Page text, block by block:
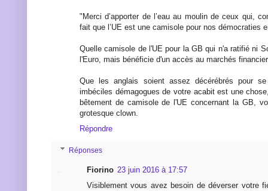
"Merci d’apporter de l’eau au moulin de ceux qui,
fait que l’UE est une camisole pour nos démocraties
Quelle camisole de l'UE pour la GB qui n'a ratifié ni
l'Euro, mais bénéficie d'un accès au marchés
Que les anglais soient assez décérébrés pour
imbéciles démagogues de votre acabit est une
bêtement de camisole de l'UE concernant la GB,
grotesque clown.
Répondre
Réponses
Fiorino 23 juin 2016 à 17:57
Visiblement vous avez besoin de déverser votre